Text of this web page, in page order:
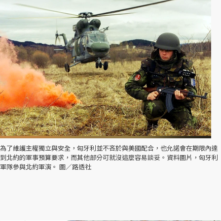
為了維護主權獨立與安全，匈牙利並不吝於與美國配合，也允諾會在期限內達
到北約的軍事預算要求，而其他部分可就沒這麼容易談妥。資料圖片，匈牙利
軍隊參與北約軍演。 圖／路透社